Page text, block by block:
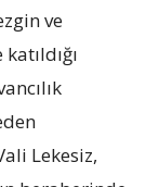
ve
Lekesiz,